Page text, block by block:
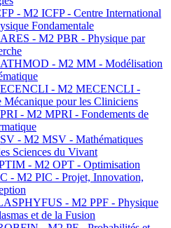
- M2 ICFP - Centre International
Fondamentale
- M2 PBR - Physique par
- M2 MM - Modélisation
- M2 MECENCLI -
Mécanique pour les Cliniciens
- M2 MPRI - Fondements de
- M2 MSV - Mathématiques
Sciences du Vivant
- M2 OPT - Optimisation
- M2 PIC - Projet, Innovation,
- M2 PPF - Physique
et de la Fusion